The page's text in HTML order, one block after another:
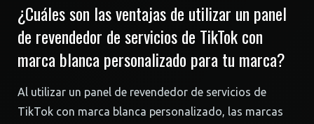
¿Cuáles son las ventajas de utilizar un panel
de revendedor de servicios de TikTok con
marca blanca personalizado para tu marca?
Al utilizar un panel de revendedor de servicios de
TikTok con marca blanca personalizado, las marcas